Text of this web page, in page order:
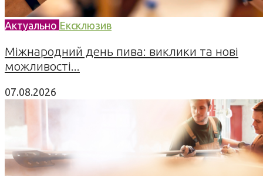
Актуально Ексклюзив
Міжнародний день пива: виклики та нові
можливості...
07.08.2026